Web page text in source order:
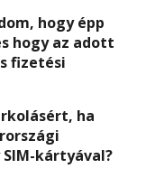
hogy épp
hogy az adott
fizetési
ha
kártyával?